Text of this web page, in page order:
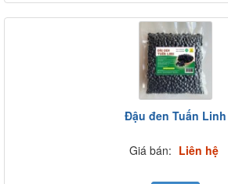
Đậu đen Tuấn Linh
Giá bán: Liên hệ